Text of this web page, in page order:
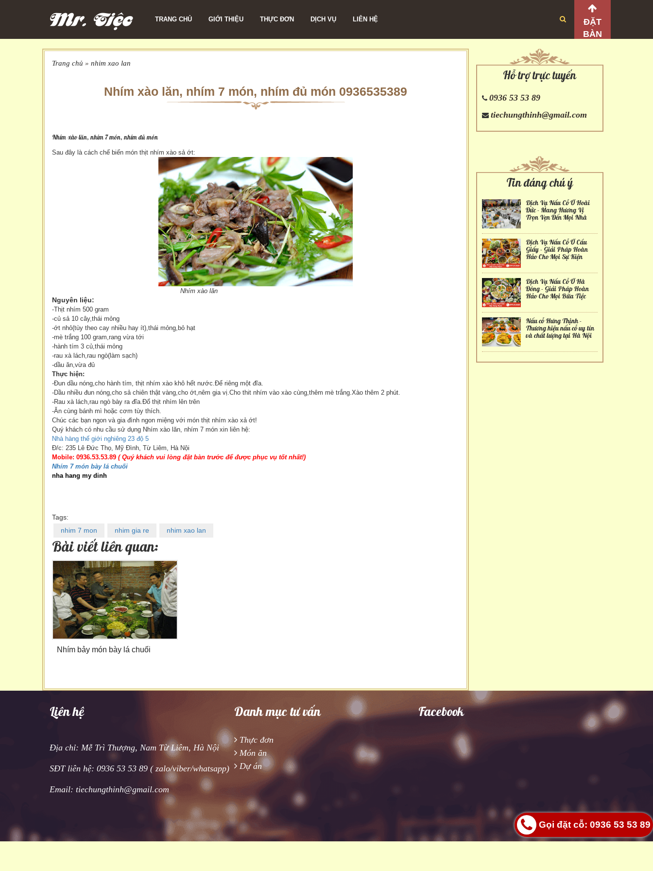
TRANG CHỦ GIỚI THIỆU THỰC ĐƠN DỊCH VỤ LIÊN HỆ
ĐẶT
BÀN
Trang chủ » nhim xao lan
Nhím xào lăn, nhím 7 món, nhím đủ món 0936535389
Nhím xào lăn, nhím 7 món, nhím đủ món
Sau đây là cách chế biến món thịt nhím xào sả ớt:
Nhím xào lăn
Nguyên liệu:
-Thịt nhím 500 gram
-củ sả 10 cây,thái mỏng
-ớt nhỏ(tùy theo cay nhiều hay ít),thái mỏng,bỏ hạt
-mè trắng 100 gram,rang vừa tới
-hành tím 3 củ,thái mỏng
-rau xà lách,rau ngò(làm sạch)
-dầu ăn,vừa đủ
Thực hiện:
-Đun dầu nóng,cho hành tím, thịt nhím xào khô hết nước.Để riêng một đĩa.
-Dầu nhiều đun nóng,cho sả chiên thật vàng,cho ớt,nêm gia vị.Cho thit nhím vào xào cùng,thêm mè trắng.Xào thêm 2 phút.
-Rau xà lách,rau ngò bày ra đĩa.Đổ thịt nhím lên trên
-Ăn cùng bánh mì hoặc cơm tùy thích.
Chúc các bạn ngon và gia đình ngon miệng với món thịt nhím xào xả ớt!
Quý khách có nhu cầu sử dụng Nhím xào lăn, nhím 7 món xin liên hệ:
Nhà hàng thế giới nghiêng 23 độ 5
Đ/c: 235 Lê Đức Thọ, Mỹ Đình, Từ Liêm, Hà Nội
Mobile: 0936.53.53.89 ( Quý khách vui lòng đặt bàn trước để được phục vụ tốt nhất!)
Nhím 7 món bày lá chuối
nha hang my dinh
Tags:
nhim 7 mon
nhim gia re nhim xao lan
Bài viết liên quan:
Nhím bảy món bày lá chuối
Hỗ trợ trực tuyến
0936 53 53 89
tiechungthinh@gmail.com
Tin đáng chú ý
Dịch Vụ Nấu Cỗ Ở Hoài
Đức - Mang Hương Vị
Trọn Vẹn Đến Mọi Nhà
Dịch Vụ Nấu Cỗ Ở Cầu
Giấy - Giải Pháp Hoàn
Hảo Cho Mọi Sự Kiện
Dịch Vụ Nấu Cỗ Ở Hà
Đông - Giải Pháp Hoàn
Hảo Cho Mọi Bữa Tiệc
Nấu cỗ Hưng Thịnh -
Thương hiệu nấu cỗ uy tín
và chất lượng tại Hà Nội
Liên hệ
Địa chỉ: Mễ Trì Thượng, Nam Từ Liêm, Hà Nội
SĐT liên hệ: 0936 53 53 89 ( zalo/viber/whatsapp)
Email: tiechungthinh@gmail.com
Danh mục tư vấn
Thực đơn
Món ăn
Dự án
Facebook
Gọi đặt cỗ: 0936 53 53 89